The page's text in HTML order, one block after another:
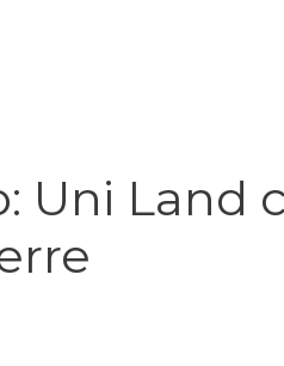
Uni Land